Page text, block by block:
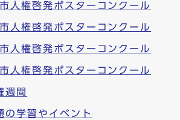
人権啓発ポスターコンクール
人権啓発ポスターコンクール
人権啓発ポスターコンクール
人権啓発ポスターコンクール
週間
の学習やイベント